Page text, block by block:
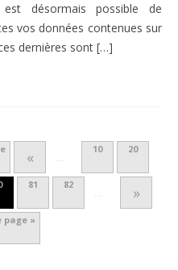
désormais possible de
vos données contenues sur
dernières sont […]
« …
10 20
81 82
… »
page »